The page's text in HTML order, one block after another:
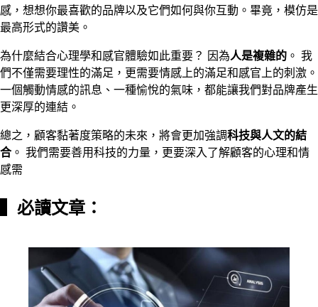
感，想想你最喜歡的品牌以及它們如何與你互動。畢竟，模仿是
最高形式的讚美。
為什麼結合心理學和感官體驗如此重要？ 因為人是複雜的 。 我
們不僅需要理性的滿足，更需要情感上的滿足和感官上的刺激。
一個觸動情感的訊息、一種愉悅的氣味，都能讓我們對品牌產生
更深厚的連結。
總之，顧客黏著度策略的未來，將會更加強調科技與人文的結
合 。 我們需要善用科技的力量，更要深入了解顧客的心理和情
感需
▍必讀文章：